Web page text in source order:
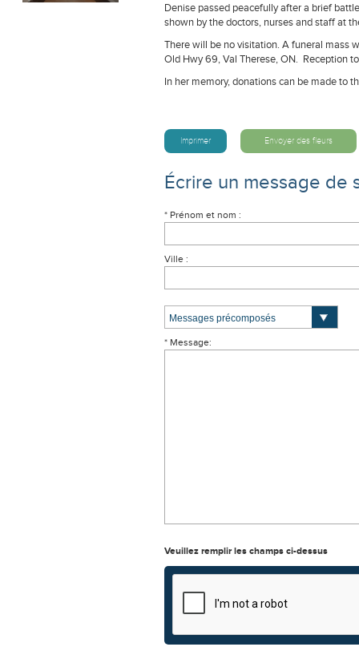
Denise passed peacefully after a brief
shown by the doctors, nurses and staff at
There will be no visitation. A funeral mass
Old Hwy 69, Val Therese, ON. Reception
In her memory, donations can be made to
Imprimer Envoyer des fleurs
Écrire un message de
* Prénom et nom :
Ville :
* Message:
Veuillez remplir les champs ci-dessus